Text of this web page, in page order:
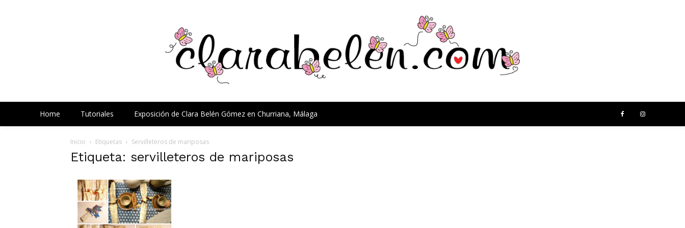
Home Tutoriales Exposición de Clara Belén Gómez en Churriana, Málaga
Inicio Etiquetas Servilleteros de mariposas
Etiqueta: servilleteros de mariposas